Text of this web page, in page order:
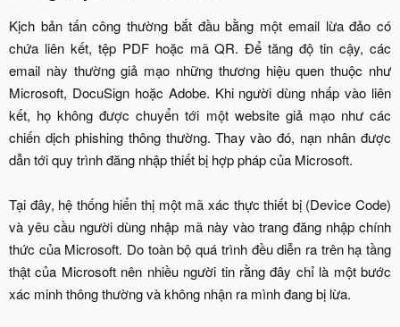
Kịch bản tấn công thường bắt đầu bằng một email lừa đảo có
chứa liên kết, tệp PDF hoặc mã QR. Để tăng độ tin cậy, các
email này thường giả mạo những thương hiệu quen thuộc như
Microsoft, DocuSign hoặc Adobe. Khi người dùng nhấp vào liên
kết, họ không được chuyển tới một website giả mạo như các
chiến dịch phishing thông thường. Thay vào đó, nạn nhân được
dẫn tới quy trình đăng nhập thiết bị hợp pháp của Microsoft.
Tại đây, hệ thống hiển thị một mã xác thực thiết bị (Device Code)
và yêu cầu người dùng nhập mã này vào trang đăng nhập chính
thức của Microsoft. Do toàn bộ quá trình đều diễn ra trên hạ tầng
thật của Microsoft nên nhiều người tin rằng đây chỉ là một bước
xác minh thông thường và không nhận ra mình đang bị lừa.